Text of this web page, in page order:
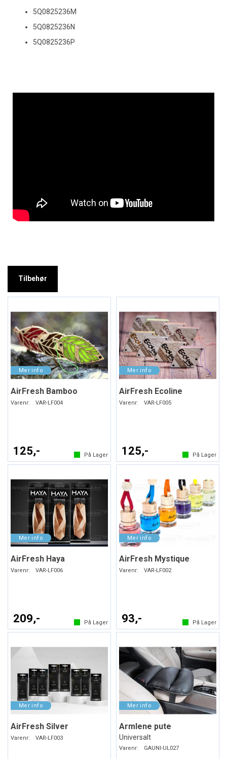
5Q0825236M
5Q0825236N
5Q0825236P
Tilbehør
AirFresh Bamboo
Varenr: VAR-LF004
125,- På Lager
AirFresh Ecoline
Varenr: VAR-LF005
125,- På Lager
AirFresh Haya
Varenr: VAR-LF006
209,- På Lager
AirFresh Mystique
Varenr: VAR-LF002
93,- På Lager
AirFresh Silver
Varenr: VAR-LF003
Armlene pute
Universalt
Varenr: GAUNI-UL027